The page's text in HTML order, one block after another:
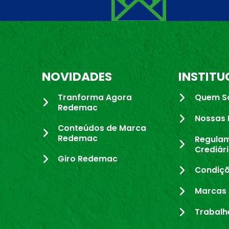
NOVIDADES
Tranforma Agora
Redemac
Conteúdos de Marca
Redemac
Giro Redemac
Quem
Nossas
Marcas